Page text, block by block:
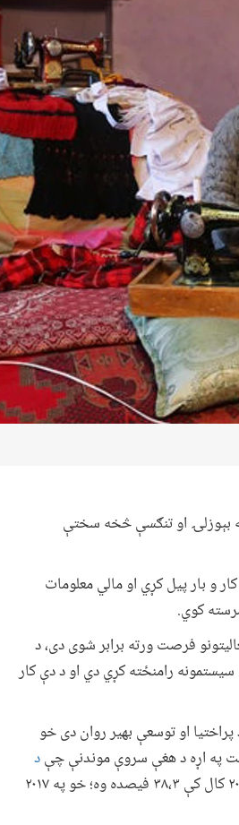
بېوزلۍ او تنګسې څخه سختې
و بار پيل کړي او مالي معلومات
کوي.
فرصت ورته برابر شوی دی، د
رامنځته کړي دي او د دې کار
او توسعې بهیر روان دی خو
په اړه د هغې سروې موندنې چېد
ترسره کړې ده، راښيي چې په افغانستان کې د بېوزلۍ کچه په ۲۰۱۲ کال کې ۳۸،۳ فیصده وه؛ خو په ۲۰۱۷